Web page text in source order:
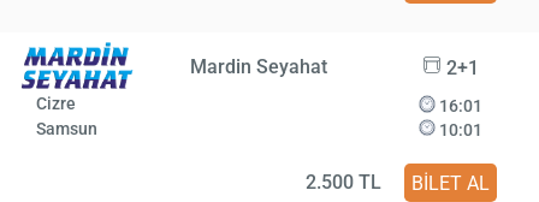
Mardin Seyahat 2+1
Cizre
Samsun
16:01
10:01
2.500 TL BİLET AL